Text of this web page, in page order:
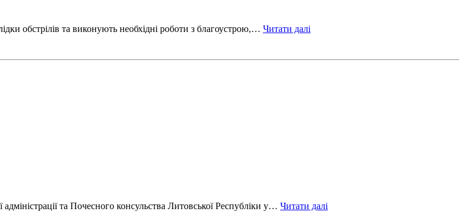
обстрілів та виконують необхідні роботи з благоустрою,… Читати далі
та Почесного консульства Литовської Республіки у… Читати далі